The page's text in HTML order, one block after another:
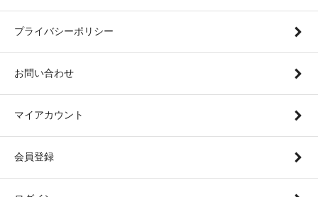
プライバシーポリシー
お問い合わせ
マイアカウント
会員登録